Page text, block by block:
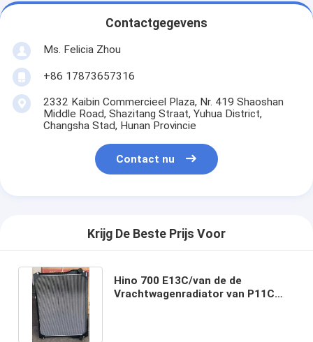
Contactgegevens
Ms. Felicia Zhou
+86 17873657316
2332 Kaibin Commercieel Plaza, Nr. 419 Shaoshan
Middle Road, Shazitang Straat, Yuhua District,
Changsha Stad, Hunan Provincie
Contact nu
Krijg De Beste Prijs Voor
Hino 700 E13C/van de de
Vrachtwagenradiator van P11C